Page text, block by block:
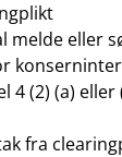
melde eller
4 (2) (a)
fra